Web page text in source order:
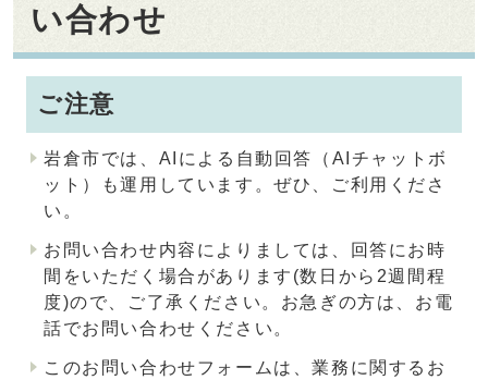
い合わせ
ご注意
岩倉市では、AIによる自動回答（AIチャットボ
ット）も運用しています。ぜひ、ご利用くださ
い。
お問い合わせ内容によりましては、回答にお時
間をいただく場合があります(数日から2週間程
度)ので、ご了承ください。お急ぎの方は、お電
話でお問い合わせください。
このお問い合わせフォームは、業務に関するお